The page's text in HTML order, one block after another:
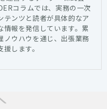
コラムでは、実務の一次
テンツと読者が具体的なア
情報を発信しています。累
ノウハウを通じ、出張業務
します。